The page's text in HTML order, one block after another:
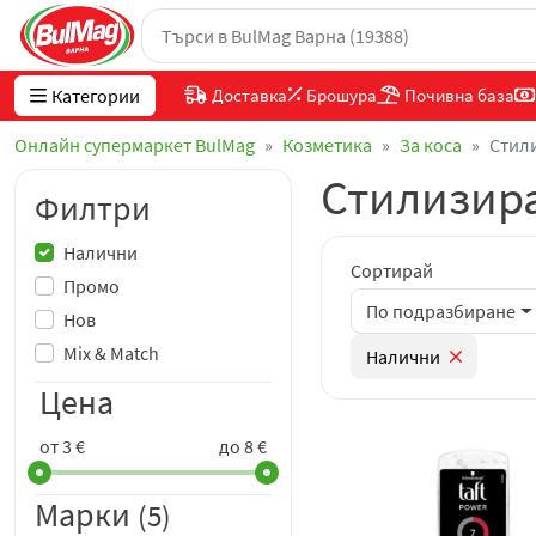
Категории Доставка Брошура Почивна база
Онлайн супермаркет BulMag Козметика За коса
Филтри
Промо
Нов
Mix & Match
Налични
Цена
от 3 € до 8 €
Марки (5)
Сортирай
По подразбиране
Налични